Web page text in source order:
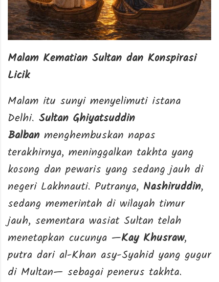
Malam Kematian Sultan dan Konspirasi
Licik
Malam itu sunyi menyelimuti istana
Delhi. Sultan Ghiyatsuddin
Balban menghembuskan napas
terakhirnya, meninggalkan takhta yang
kosong dan pewaris yang sedang jauh di
negeri Lakhnauti. Putranya, Nashiruddin,
sedang memerintah di wilayah timur
jauh, sementara wasiat Sultan telah
menetapkan cucunya —Kay Khusraw,
putra dari al-Khan asy-Syahid yang gugur
di Multan— sebagai penerus takhta.